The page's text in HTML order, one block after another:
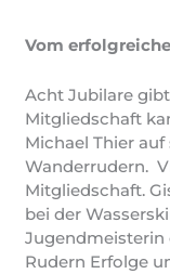
Vom
Acht Jubilare gibt
Mitgliedschaft
Michael Thier
Wanderrudern.
Mitgliedschaft.
bei der
Jugendmeisterin
Rudern Erfolge